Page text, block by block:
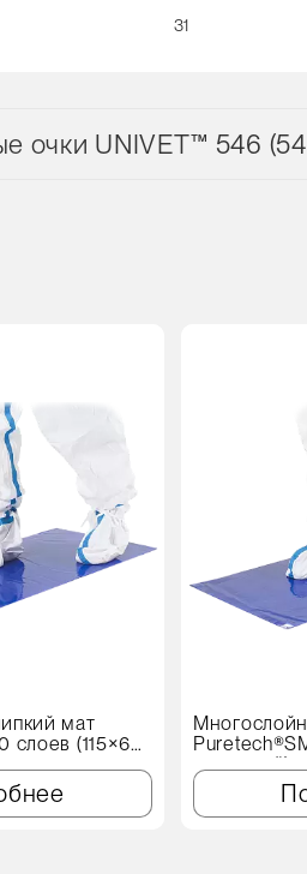
31
очки UNIVET™ 546
мат
слоев (115×60
см, синий)